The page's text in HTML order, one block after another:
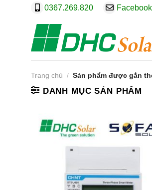
0367.269.820 Facebook
Trang chủ / Sản phẩm được gắn
DANH MỤC SẢN PHẨM